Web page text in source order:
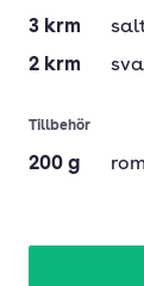
3 krm
2 krm
Tillbehör
200 g